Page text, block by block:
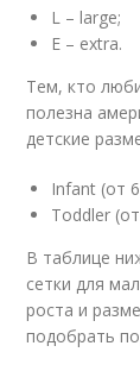
L – large;
E – extra.
Тем, кто
полезна
детские
Infant (от
Toddler
В таблице
сетки для
роста и
подобрать